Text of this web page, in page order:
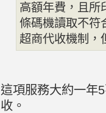
高額年費，且所
條碼機讀取不符
超商代收機制，
這項服務大約一年
收。